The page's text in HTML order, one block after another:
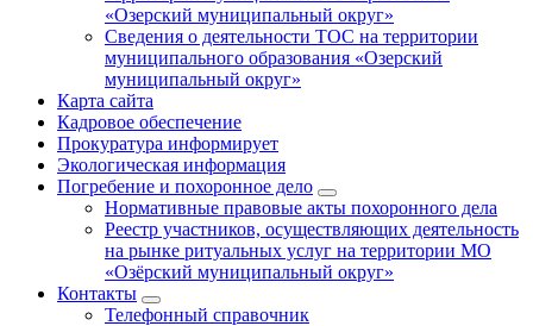
«Озерский муниципальный округ»
Сведения о деятельности ТОС на территории
муниципального образования «Озерский
муниципальный округ»
Карта сайта
Кадровое обеспечение
Прокуратура информирует
Экологическая информация
Погребение и похоронное дело
Нормативные правовые акты похоронного дела
Реестр участников, осуществляющих деятельность
на рынке ритуальных услуг на территории МО
«Озёрский муниципальный округ»
Контакты
Телефонный справочник